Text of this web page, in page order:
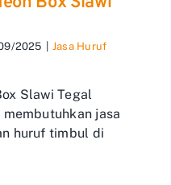
2025
Jasa Huruf
Slawi Tegal
jasa
huruf timbul di